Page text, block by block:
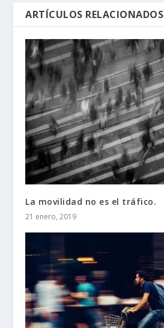
ARTÍCULOS RELACIONADOS
La movilidad no es el tráfico.
21 enero, 2019